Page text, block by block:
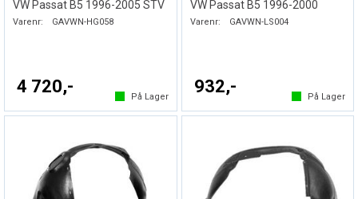
VW Passat B5 1996-2005 STV
Varenr: GAVWN-HG058
4 720,-
På Lager
VW Passat B5 1996-2000
Varenr: GAVWN-LS004
932,-
På Lager